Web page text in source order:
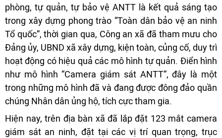
phòng, tự quản, tự bảo vệ ANTT là kết quả sáng tạo
trong xây dựng phong trào “Toàn dân bảo vệ an ninh
Tổ quốc”, thời gian qua, Công an xã đã tham mưu cho
Đảng ủy, UBND xã xây dựng, kiện toàn, củng cố, duy trì
hoạt động có hiệu quả các mô hình tự quản. Điển hình
như mô hình “Camera giám sát ANTT”, đây là một
trong những mô hình đã và đang được đông đảo quần
chúng Nhân dân ủng hộ, tích cực tham gia.
Hiện nay, trên địa bàn xã đã lắp đặt 123 mắt camera
giám sát an ninh, đặt tại các vị trí quan trọng, trục